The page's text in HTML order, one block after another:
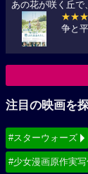
あの花が咲く丘で
争と
注目の映画を
#スターウォーズ
#少女漫画原作実